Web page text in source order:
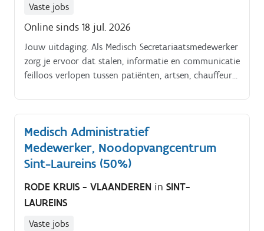
Vaste jobs
Online sinds 18 jul. 2026
Jouw uitdaging. Als Medisch Secretariaatsmedewerker
zorg je ervoor dat stalen, informatie en communicatie
feilloos verlopen tussen patiënten, artsen, chauffeurs
volledige administratieve opvolging van de
staalophaling en zorgt ervoor dat alle gegevens
correct, volledig en tijdig verwerkt worden Wat
maakt deze job zo boeiend?* Veel afwisseling en
verantwoordelijkheid* Dagelijks contact met artsen,
zorgsector* Geen repetitief administratief werk*
Combinatie van administratie, telefonie, onthaal en
Medisch Administratief
Medewerker, Noodopvangcentrum
Sint-Laureins (50%)
RODE KRUIS - VLAANDEREN in SINT-
LAUREINS
Vaste jobs